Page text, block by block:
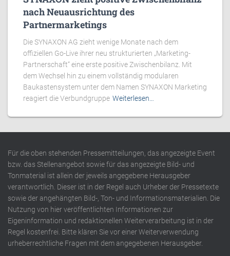
nach Neuausrichtung des
Partnermarketings
Die SYNAXON AG zieht wenige Monate nach dem
offiziellen Go-Live ihrer neu strukturierten „Marketing-
Partnerschaft“ eine erste positive Zwischenbilanz. Mit
dem Wechsel hin zu einem vollständig modularen
Baukastensystem unter dem Namen SYNAXON Marketing
reagiert die Verbundgruppe Weiterlesen…
Für die oben stehenden Pressemitteilungen, das angezeigte Event
bzw. das Stellenangebot sowie für das angezeigte Bild- und
Tonmaterial ist allein der jeweils angegebene Herausgeber
verantwortlich. Dieser ist in der Regel auch Urheber der Pressetexte
sowie der angehängten Bild-, Ton- und Informationsmaterialien. Die
Nutzung von hier veröffentlichten Informationen zur
Eigeninformation und redaktionellen Weiterverarbeitung ist in der
Regel kostenfrei. Bitte klären Sie vor einer Weiterverwendung
urheberrechtliche Fragen mit dem angegebenen Herausgeber.